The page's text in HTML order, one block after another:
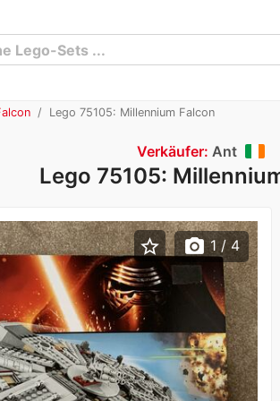
Lego 75105: Millennium Falcon
Verkäufer: Ant
Lego 75105:
star_border photo_camera 1 / 4